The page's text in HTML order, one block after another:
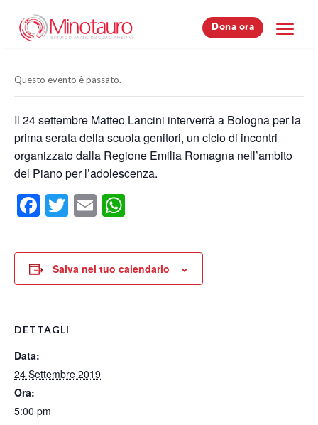
Dona ora
Dona ora
Questo evento è passato.
Il 24 settembre Matteo Lancini interverrà a Bologna per la
prima serata della scuola genitori, un ciclo di incontri
organizzato dalla Regione Emilia Romagna nell’ambito
del Piano per l’adolescenza.
Facebook
Twitter
Email
Salva nel tuo calendario
DETTAGLI
Data:
24 Settembre 2019
Ora:
5:00 pm